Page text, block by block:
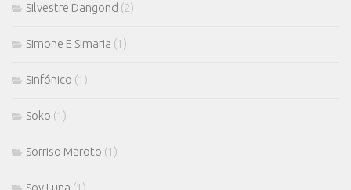
Silvestre Dangond (2)
Simone E Simaria (1)
Sinfónico (1)
Soko (1)
Sorriso Maroto (1)